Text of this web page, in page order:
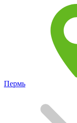
Пермь